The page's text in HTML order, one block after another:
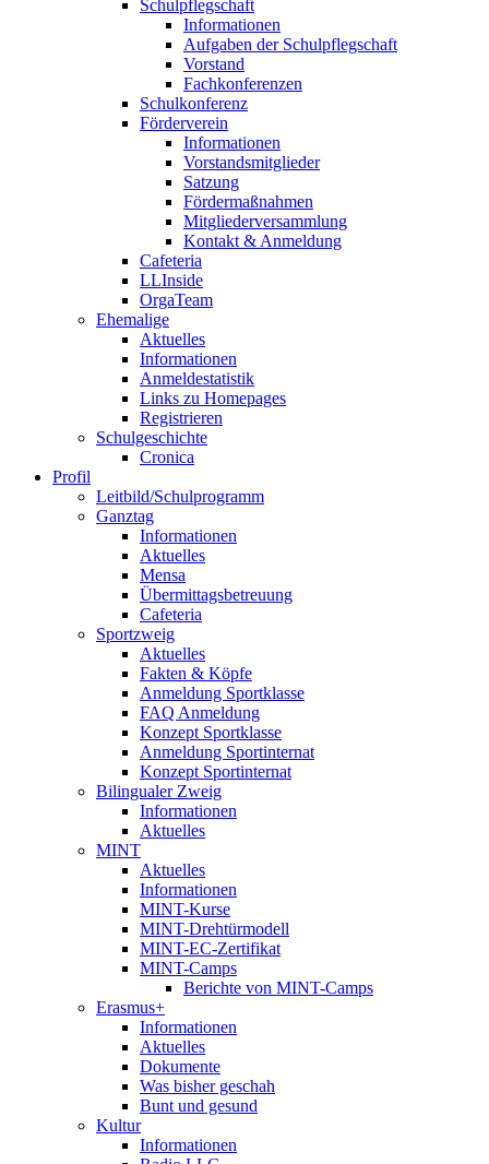
Schulpflegschaft
Informationen
Aufgaben der Schulpflegschaft
Vorstand
Fachkonferenzen
Schulkonferenz
Förderverein
Informationen
Vorstandsmitglieder
Satzung
Fördermaßnahmen
Mitgliederversammlung
Kontakt & Anmeldung
Cafeteria
LLInside
OrgaTeam
Ehemalige
Aktuelles
Informationen
Anmeldestatistik
Links zu Homepages
Registrieren
Schulgeschichte
Cronica
Profil
Leitbild/Schulprogramm
Ganztag
Informationen
Aktuelles
Mensa
Übermittagsbetreuung
Cafeteria
Sportzweig
Aktuelles
Fakten & Köpfe
Anmeldung Sportklasse
FAQ Anmeldung
Konzept Sportklasse
Anmeldung Sportinternat
Konzept Sportinternat
Bilingualer Zweig
Informationen
Aktuelles
MINT
Aktuelles
Informationen
MINT-Kurse
MINT-Drehtürmodell
MINT-EC-Zertifikat
MINT-Camps
Berichte von MINT-Camps
Erasmus+
Informationen
Aktuelles
Dokumente
Was bisher geschah
Bunt und gesund
Kultur
Informationen